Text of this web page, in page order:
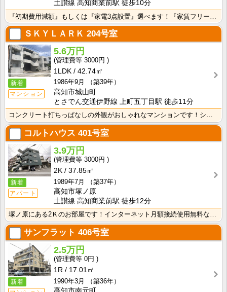
土讃線 高知商業前駅 徒歩10分
ＳＫＹＬＡＲＫ 204号室
新着
マンション
5.6万円
3000円
1LDK
42.74㎡
1986年9月
（築39年）
高知市城山町
とさでん交通伊野線 上町五丁目駅 徒歩11分
コンクリート打ちっぱなしの外観がおしゃれなマンションです！シャンプードレッサーが付いているので忙しい･･･
コルトハウス 401号室
新着
アパート
3.9万円
3000円
2K
37.85㎡
1989年7月
（築37年）
高知市塚ノ原
土讃線 高知商業前駅 徒歩12分
塚ノ原にある2Ｋのお部屋です！インターネット月額接続使用無料なので、月々の生活費の節約にもなりますね･･･
サンフラット 406号室
新着
2.5万円
0円
1R
17.01㎡
1990年3月
（築36年）